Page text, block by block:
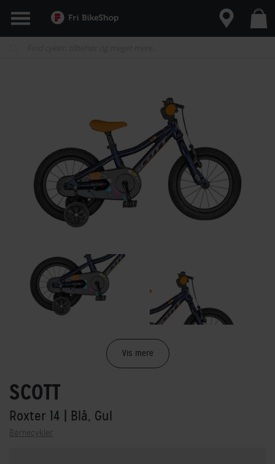
Vis mere
SCOTT
Roxter 14 | Blå, Gul
Børnecykler